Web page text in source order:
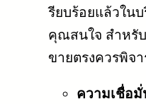
รียบร้อยแล้วใน
คุณสนใจ สำหรั
ขายตรงควรพิจ
ความเชื่อ